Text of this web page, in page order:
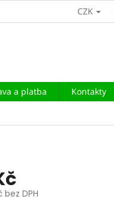
DOPRAVA A PLATBA
CZK
a platba Kontakty
bez DPH